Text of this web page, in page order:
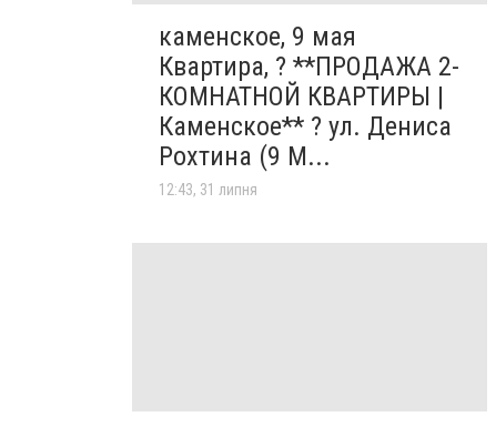
каменское, 9 мая
Квартира, ? **ПРОДАЖА 2-
КОМНАТНОЙ КВАРТИРЫ |
Каменское** ? ул. Дениса
Рохтина (9 М...
12:43, 31 липня